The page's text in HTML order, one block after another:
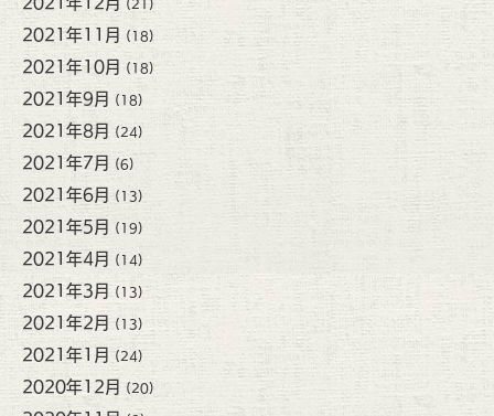
(21)
2021年11月 (18)
2021年10月 (18)
2021年9月 (18)
2021年8月 (24)
2021年7月 (6)
2021年6月 (13)
2021年5月 (19)
2021年4月 (14)
2021年3月 (13)
2021年2月 (13)
2021年1月 (24)
2020年12月 (20)